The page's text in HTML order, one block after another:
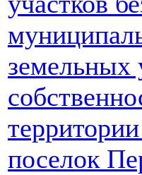
земельных
поселок